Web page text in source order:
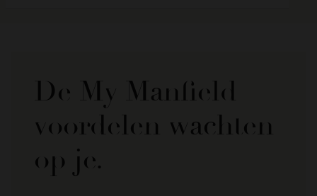
De My Manfield
voordelen wachten
op je.